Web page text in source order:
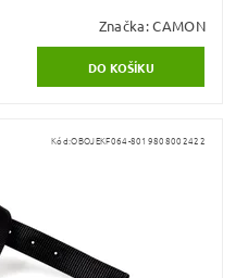
Značka:CAMON
Kód:OBOJEKF064-8019808002422